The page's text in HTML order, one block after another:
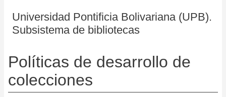
Universidad Pontificia Bolivariana (UPB).
Subsistema de bibliotecas
Políticas de desarrollo de
colecciones